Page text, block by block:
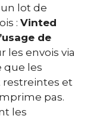
lot de
: Vinted
de
les envois via
que les
restreintes et
pas.
les